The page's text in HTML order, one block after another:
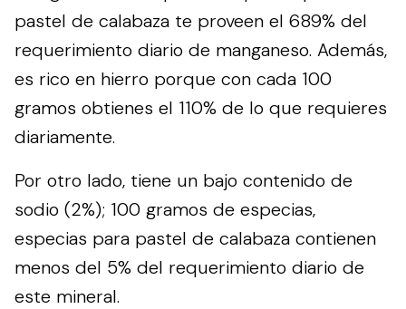
pastel de calabaza te proveen el 689% del
requerimiento diario de manganeso. Además,
es rico en hierro porque con cada 100
gramos obtienes el 110% de lo que requieres
diariamente.
Por otro lado, tiene un bajo contenido de
sodio (2%); 100 gramos de especias,
especias para pastel de calabaza contienen
menos del 5% del requerimiento diario de
este mineral.